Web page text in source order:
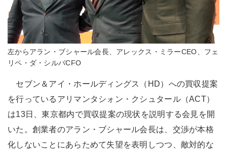
左からアラン・ブシャール会長、アレックス・ミラーCEO、フェ
リペ・ダ・シルバCFO
セブン＆アイ・ホールディングス（HD）への買収提案
を行っているアリマンタシォン・クシュタール（ACT）
は13日、東京都内で買収提案の現状を説明する会見を開
いた。創業者のアラン・ブシャール会長は、交渉が本格
化しないことにあらためて失望を表明しつつ、敵対的な